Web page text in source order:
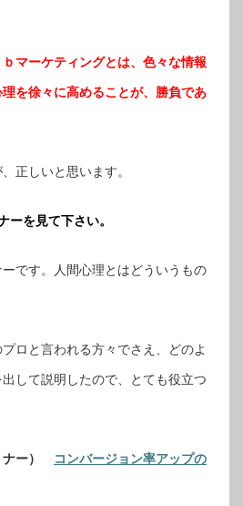
マーケティングとは、色々な情報
を徐々に高めることが、勝負であ
正しいと思います。
を見て下さい。
です。人間心理とはどういうもの
ロと言われる方々でさえ、どのよ
して説明したので、とても役立つ
ナー） コンバージョン率アップの